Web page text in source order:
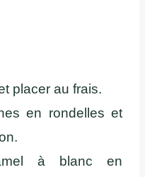
placer au frais.
en rondelles et
à blanc en